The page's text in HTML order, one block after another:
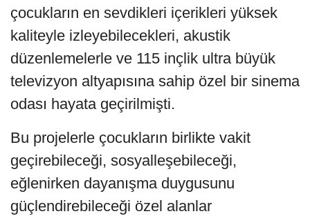
çocukların en sevdikleri içerikleri yüksek
kaliteyle izleyebilecekleri, akustik
düzenlemelerle ve 115 inçlik ultra büyük
televizyon altyapısına sahip özel bir sinema
odası hayata geçirilmişti.
Bu projelerle çocukların birlikte vakit
geçirebileceği, sosyalleşebileceği,
eğlenirken dayanışma duygusunu
güçlendirebileceği özel alanlar